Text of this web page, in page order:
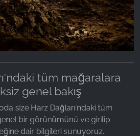
tüm mağaralara
genel bakış
size Harz Dağları'ndaki tüm
bir görünümünü ve girilip
dair bilgileri sunuyoruz.